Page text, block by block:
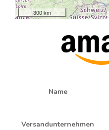
300 km
Name
Versandunternehmen